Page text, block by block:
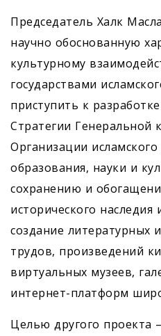
Председатель Халк
научно обоснованную
культурному
государствами
приступить к
Стратегии Генеральной
Организации
образования, науки и
сохранению и
исторического наследия
создание литературных
трудов, произведений
виртуальных музеев,
интернет-платформ
Целью другого проекта